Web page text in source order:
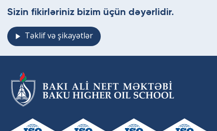
Sizin fikirləriniz bizim üçün dəyərlidir.
Təklif və şikayətlər